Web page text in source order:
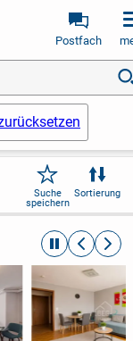
Postfach
Suche
speichern
Sortierung
automatische